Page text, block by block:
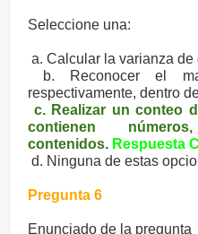
Seleccione una:
a. Calcular la varianza de
b. Reconocer el
respectivamente, dentro
c. Realizar un conteo
contienen
contenidos. Respuesta
d. Ninguna de estas
Pregunta 6
Enunciado de la pregunta